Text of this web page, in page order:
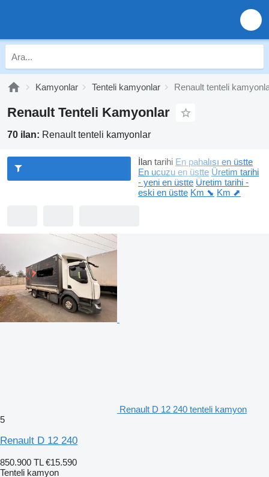
Kamyonlar Tenteli kamyonlar Renault tenteli
Renault Tenteli Kamyonlar
70 ilan: Renault tenteli kamyonlar
İlan tarihi En pahalısı en üstte
En ucuzu en üstte Üretim tarihi
- yeni en üstte Üretim tarihi -
eski en üstte Km ⬊ Km ⬈
Renault D 12 240 tenteli kamyon
5
Renault D 12 240
850.900 TL €15.590
Tenteli kamyon